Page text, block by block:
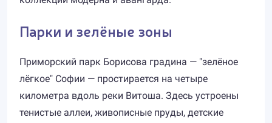
Парки и зелёные зоны
Приморский парк Борисова градина — "зелёное
лёгкое" Софии — простирается на четыре
километра вдоль реки Витоша. Здесь устроены
тенистые аллеи, живописные пруды, детские